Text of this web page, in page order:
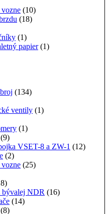
(10)
(18)
(1)
papier (1)
(134)
ventily (1)
(1)
(9)
VSET-8 a ZW-1 (12)
(2)
(25)
bývalej NDR (16)
(14)
(8)